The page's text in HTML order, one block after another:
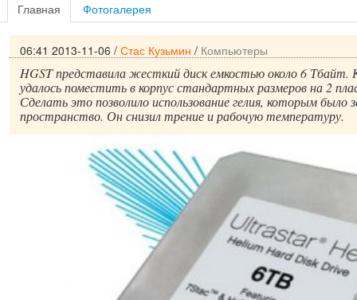
Главная Фотогалерея
06:41 2013-11-06 / Стас Кузьмин / Компьютеры
HGST представила жесткий диск емкостью около 6 Тбайт.
удалось поместить в корпус стандартных размеров на 2
Сделать это позволило использование гелия, которым было
пространство. Он снизил трение и рабочую температуру.